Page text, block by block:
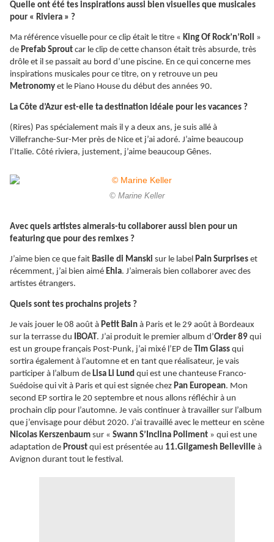
Quelle ont été tes inspirations aussi bien visuelles que musicales
pour « Riviera » ?
Ma référence visuelle pour ce clip était le titre « King Of Rock’n’Roll »
de Prefab Sprout car le clip de cette chanson était très absurde, très
drôle et il se passait au bord d’une piscine. En ce qui concerne mes
inspirations musicales pour ce titre, on y retrouve un peu
Metronomy et le Piano House du début des années 90.
La Côte d’Azur est-elle ta destination idéale pour les vacances ?
(Rires) Pas spécialement mais il y a deux ans, je suis allé à
Villefranche-Sur-Mer près de Nice et j’ai adoré. J’aime beaucoup
l’Italie. Côté riviera, justement, j’aime beaucoup Gênes.
© Marine Keller
Avec quels artistes aimerais-tu collaborer aussi bien pour un
featuring que pour des remixes ?
J’aime bien ce que fait Basile di Manski sur le label Pain Surprises et
récemment, j’ai bien aimé Ehla. J’aimerais bien collaborer avec des
artistes étrangers.
Quels sont tes prochains projets ?
Je vais jouer le 08 août à Petit Bain à Paris et le 29 août à Bordeaux
sur la terrasse du IBOAT . J’ai produit le premier album d’Order 89 qui
est un groupe français Post-Punk, j’ai mixé l’EP de Tim Glass qui
sortira également à l’automne et en tant que réalisateur, je vais
participer à l’album de Lisa Li Lund qui est une chanteuse Franco-
Suédoise qui vit à Paris et qui est signée chez Pan European. Mon
second EP sortira le 20 septembre et nous allons réfléchir à un
prochain clip pour l’automne. Je vais continuer à travailler sur l’album
que j’envisage pour début 2020. J’ai travaillé avec le metteur en scène
Nicolas Kerszenbaum sur « Swann S’Inclina Poliment » qui est une
adaptation de Proust qui est présentée au 11.Gilgamesh Belleville à
Avignon durant tout le festival.